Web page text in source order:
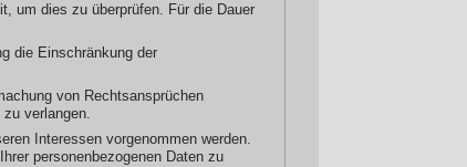
um dies zu überprüfen. Für die Dauer
die Einschränkung der
von Rechtsansprüchen
verlangen.
Interessen vorgenommen werden.
personenbezogenen Daten zu